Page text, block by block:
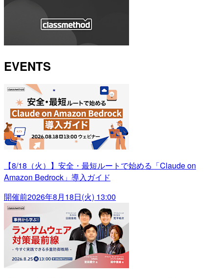
EVENTS
【8/18（火）】安全・最短ルートで始める「Claude on
Amazon Bedrock」導入ガイド
開催前2026年8月18日(火) 13:00